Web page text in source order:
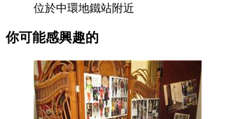
位於中環地鐵站附近
你可能感興趣的